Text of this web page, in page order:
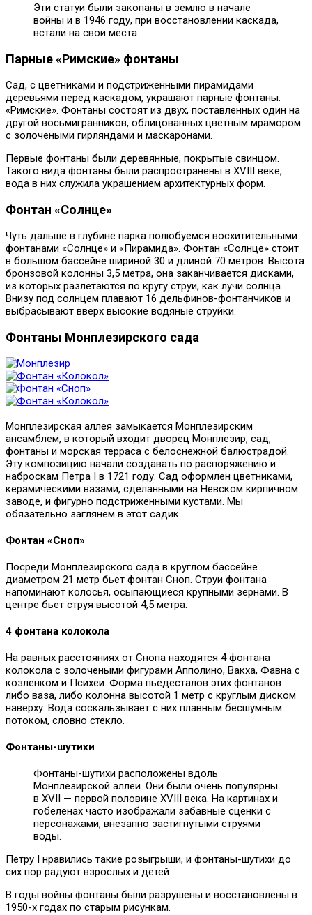
Эти статуи были закопаны в землю в начале
войны и в 1946 году, при восстановлении каскада,
встали на свои места.
Парные «Римские» фонтаны
Сад, с цветниками и подстриженными пирамидами
деревьями перед каскадом, украшают парные фонтаны:
«Римские». Фонтаны состоят из двух, поставленных один на
другой восьмигранников, облицованных цветным мрамором
с золочеными гирляндами и маскаронами.
Первые фонтаны были деревянные, покрытые свинцом.
Такого вида фонтаны были распространены в XVIII веке,
вода в них служила украшением архитектурных форм.
Фонтан «Солнце»
Чуть дальше в глубине парка полюбуемся восхитительными
фонтанами «Солнце» и «Пирамида». Фонтан «Солнце» стоит
в большом бассейне шириной 30 и длиной 70 метров. Высота
бронзовой колонны 3,5 метра, она заканчивается дисками,
из которых разлетаются по кругу струи, как лучи солнца.
Внизу под солнцем плавают 16 дельфинов-фонтанчиков и
выбрасывают вверх высокие водяные струйки.
Фонтаны Монплезирского сада
Монплезирская аллея замыкается Монплезирским
ансамблем, в который входит дворец Монплезир, сад,
фонтаны и морская терраса с белоснежной балюстрадой.
Эту композицию начали создавать по распоряжению и
наброскам Петра I в 1721 году. Сад оформлен цветниками,
керамическими вазами, сделанными на Невском кирпичном
заводе, и фигурно подстриженными кустами. Мы
обязательно заглянем в этот садик.
Фонтан «Сноп»
Посреди Монплезирского сада в круглом бассейне
диаметром 21 метр бьет фонтан Сноп. Струи фонтана
напоминают колосья, осыпающиеся крупными зернами. В
центре бьет струя высотой 4,5 метра.
4 фонтана колокола
На равных расстояниях от Снопа находятся 4 фонтана
колокола с золочеными фигурами Апполино, Вакха, Фавна с
козленком и Психеи. Форма пьедесталов этих фонтанов
либо ваза, либо колонна высотой 1 метр с круглым диском
наверху. Вода соскальзывает с них плавным бесшумным
потоком, словно стекло.
Фонтаны-шутихи
Фонтаны-шутихи расположены вдоль
Монплезирской аллеи. Они были очень популярны
в XVII — первой половине XVIII века. На картинах и
гобеленах часто изображали забавные сценки с
персонажами, внезапно застигнутыми струями
воды.
Петру I нравились такие розыгрыши, и фонтаны-шутихи до
сих пор радуют взрослых и детей.
В годы войны фонтаны были разрушены и восстановлены в
1950-х годах по старым рисункам.